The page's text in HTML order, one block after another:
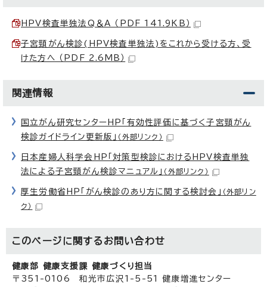
HPV検査単独法Q＆A （PDF 141.9KB）
子宮頸がん検診(HPV検査単独法)をこれから受ける方、受
けた方へ （PDF 2.6MB）
関連情報
国立がん研究センターHP「有効性評価に基づく子宮頸がん
検診ガイドライン更新版」 （外部リンク）
日本産婦人科学会HP「対策型検診におけるHPV検査単独
法による子宮頸がん検診マニュアル」 （外部リンク）
厚生労働省HP「がん検診のあり方に関する検討会」 （外部リン
ク）
このページに関する お問い合わせ
健康部 健康支援課 健康づくり担当
〒351-0106 和光市広沢1-5-51 健康増進センター